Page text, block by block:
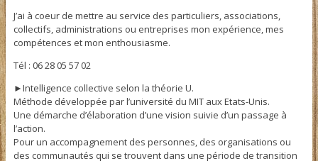
J’ai à coeur de mettre au service des particuliers, associations,
collectifs, administrations ou entreprises mon expérience, mes
compétences et mon enthousiasme.
Tél : 06 28 05 57 02
►Intelligence collective selon la théorie U.
Méthode développée par l’université du MIT aux Etats-Unis.
Une démarche d’élaboration d’une vision suivie d’un passage à
l’action.
Pour un accompagnement des personnes, des organisations ou
des communautés qui se trouvent dans une période de transition